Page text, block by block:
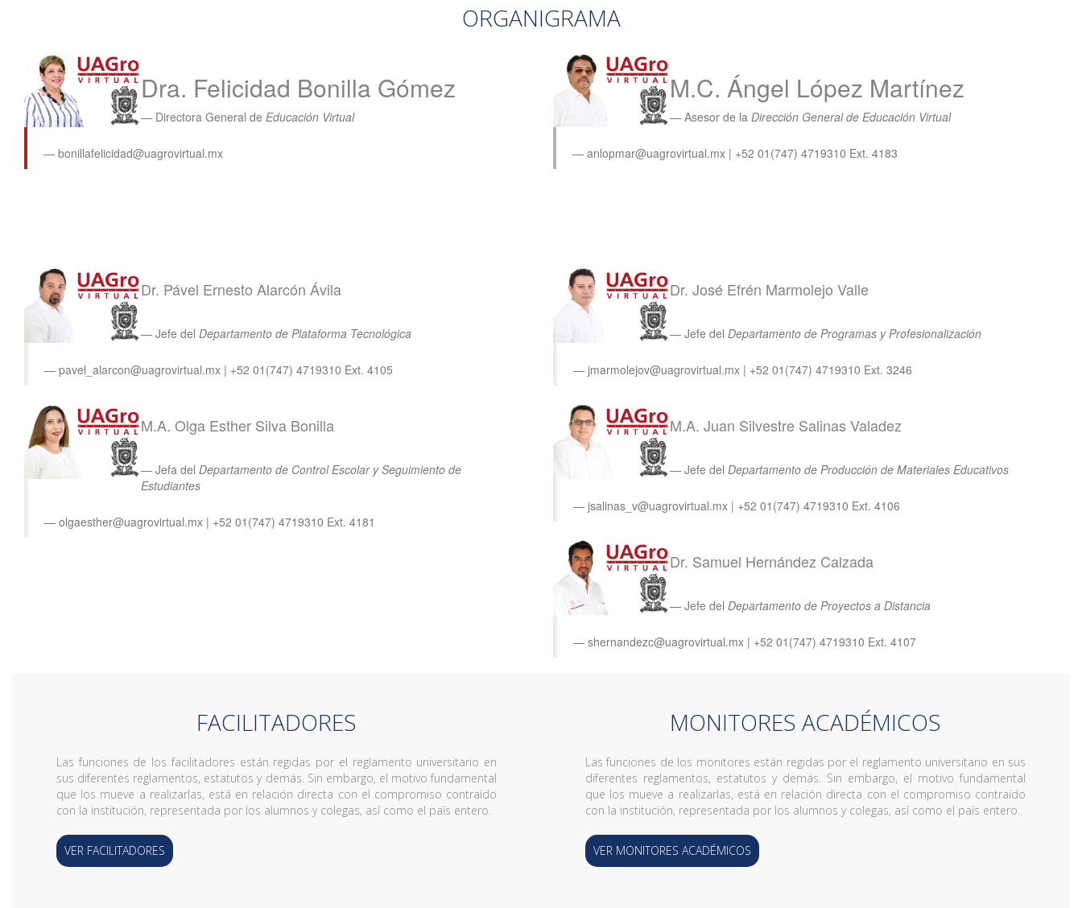
ORGANIGRAMA
Dra. Felicidad Bonilla Gómez
Directora General de Educación Virtual
bonillafelicidad@uagrovirtual.mx
M.C. Ángel López Martínez
Asesor de la Dirección General de Educación Virtual
anlopmar@uagrovirtual.mx | +52 01(747) 4719310 Ext. 4183
Dr. Pável Ernesto Alarcón Ávila
Jefe del Departamento de Plataforma Tecnológica
pavel_alarcon@uagrovirtual.mx | +52 01(747) 4719310 Ext. 4105
Dr. José Efrén Marmolejo Valle
Jefe del Departamento de Programas y Profesionalización
jmarmolejov@uagrovirtual.mx | +52 01(747) 4719310 Ext. 3246
M.A. Olga Esther Silva Bonilla
Jefa del Departamento de Control Escolar y Seguimiento de
Estudiantes
olgaesther@uagrovirtual.mx | +52 01(747) 4719310 Ext. 4181
M.A. Juan Silvestre Salinas Valadez
Jefe del Departamento de Producción de Materiales Educativos
jsalinas_v@uagrovirtual.mx | +52 01(747) 4719310 Ext. 4106
Dr. Samuel Hernández Calzada
Jefe del Departamento de Proyectos a Distancia
shernandezc@uagrovirtual.mx | +52 01(747) 4719310 Ext. 4107
FACILITADORES
Las funciones de los facilitadores están regidas por el reglamento universitario en
sus diferentes reglamentos, estatutos y demás. Sin embargo, el motivo fundamental
que los mueve a realizarlas, está en relación directa con el compromiso contraído
con la institución, representada por los alumnos y colegas, así como el país entero.
VER FACILITADORES
MONITORES ACADÉMICOS
Las funciones de los monitores están regidas por el reglamento universitario en sus
diferentes reglamentos, estatutos y demás. Sin embargo, el motivo fundamental
que los mueve a realizarlas, está en relación directa con el compromiso contraído
con la institución, representada por los alumnos y colegas, así como el país entero.
VER MONITORES ACADÉMICOS